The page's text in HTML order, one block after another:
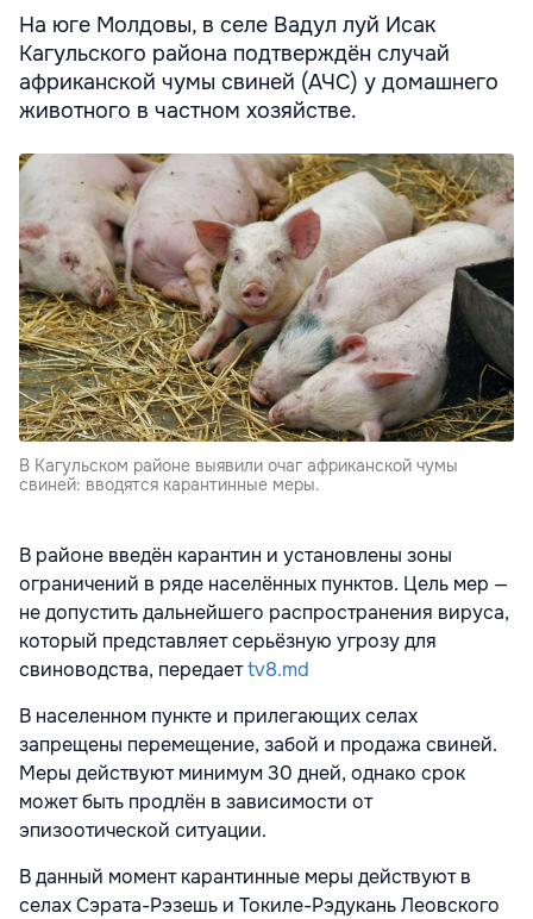
На юге Молдовы, в селе Вадул луй Исак
Кагульского района подтверждён случай
африканской чумы свиней (АЧС) у домашнего
животного в частном хозяйстве.
В Кагульском районе выявили очаг африканской чумы
свиней: вводятся карантинные меры.
В районе введён карантин и установлены зоны
ограничений в ряде населённых пунктов. Цель мер —
не допустить дальнейшего распространения вируса,
который представляет серьёзную угрозу для
свиноводства, передаетtv8.md
В населенном пункте и прилегающих селах
запрещены перемещение, забой и продажа свиней.
Меры действуют минимум 30 дней, однако срок
может быть продлён в зависимости от
эпизоотической ситуации.
В данный момент карантинные меры действуют в
селах Сэрата-Рэзешь и Токиле-Рэдукань Леовского